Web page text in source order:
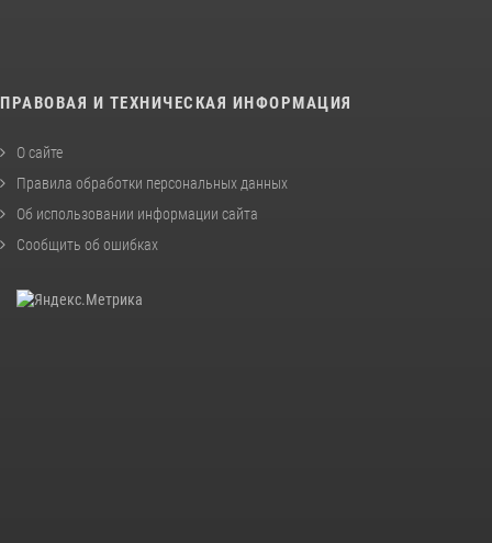
ПРАВОВАЯ И ТЕХНИЧЕСКАЯ ИНФОРМАЦИЯ
О сайте
Правила обработки персональных данных
Об использовании информации сайта
Сообщить об ошибках